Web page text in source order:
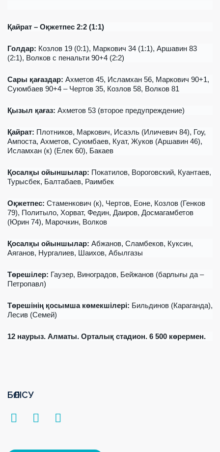
Қайрат – Оқжетпес 2:2 (1:1)
Голдар: Козлов 19 (0:1), Маркович 34 (1:1), Аршавин 83
(2:1), Волков с пенальти 90+4 (2:2)
Сары қағаздар: Ахметов 45, Исламхан 56, Маркович 90+1,
Суюмбаев 90+4 – Чертов 35, Козлов 58, Волков 81
Қызыл қағаз: Ахметов 53 (второе предупреждение)
Қайрат: Плотников, Маркович, Исаэль (Иличевич 84), Гоу,
Ампоста, Ахметов, Суюмбаев, Куат, Жуков (Аршавин 46),
Исламхан (к) (Елек 60), Бакаев
Қосалқы ойыншылар: Покатилов, Вороговский, Куантаев,
Турысбек, Балтабаев, Раимбек
Оқжетпес: Стаменкович (к), Чертов, Еоне, Козлов (Генков
79), Политыло, Хорват, Федин, Даиров, Досмагамбетов
(Юрин 74), Марочкин, Волков
Қосалқы ойыншылар: Абжанов, Сламбеков, Куксин,
Аяганов, Нургалиев, Шаихов, Абылгазы
Төрешілер: Гаузер, Виноградов, Бейжанов (барлығы да –
Петропавл)
Төрешінің қосымша көмекшілері: Бильдинов (Караганда),
Лесив (Семей)
12 наурыз. Алматы. Орталық стадион. 6 500 көрермен.
БӨЛІСУ